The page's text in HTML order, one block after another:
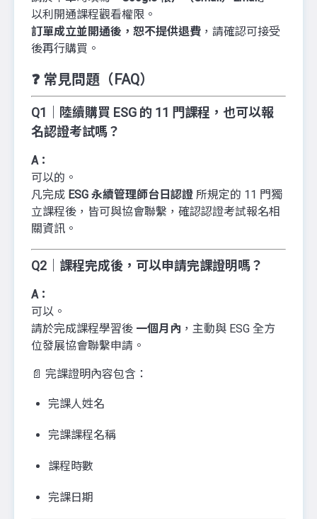
以利開通課程觀看權限。
訂單成立並開通後，恕不提供退費 ，請確認可接受
後再行購買。
❓ 常見問題（FAQ）
Q1｜陸續購買 ESG 的 11 門課程，也可以報
名認證考試嗎？
A：
可以的。
凡完成 ESG 永續管理師台日認證 所規定的 11 門獨
立課程後，皆可與協會聯繫，確認認證考試報名相
關資訊。
Q2｜課程完成後，可以申請完課證明嗎？
A：
可以。
請於完成課程學習後 一個月內 ，主動與 ESG 全方
位發展協會聯繫申請。
📄 完課證明內容包含：
完課人姓名
完課課程名稱
課程時數
完課日期